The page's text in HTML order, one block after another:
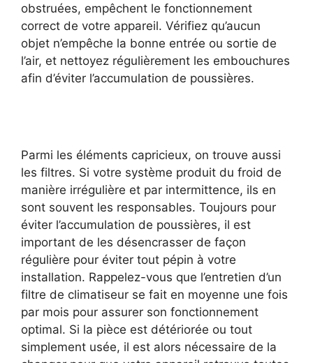
obstruées, empêchent le fonctionnement
correct de votre appareil. Vérifiez qu’aucun
objet n’empêche la bonne entrée ou sortie de
l’air, et nettoyez régulièrement les embouchures
afin d’éviter l’accumulation de poussières.
Parmi les éléments capricieux, on trouve aussi
les filtres. Si votre système produit du froid de
manière irrégulière et par intermittence, ils en
sont souvent les responsables. Toujours pour
éviter l’accumulation de poussières, il est
important de les désencrasser de façon
régulière pour éviter tout pépin à votre
installation. Rappelez-vous que l’entretien d’un
filtre de climatiseur se fait en moyenne une fois
par mois pour assurer son fonctionnement
optimal. Si la pièce est détériorée ou tout
simplement usée, il est alors nécessaire de la